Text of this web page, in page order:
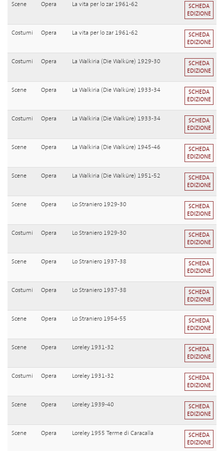
Scene Opera La vita per lo zar 1961-62
SCHEDA
EDIZIONE
Costumi Opera La vita per lo zar 1961-62
SCHEDA
EDIZIONE
Costumi Opera La Walkiria (Die Walküre) 1929-30
SCHEDA
EDIZIONE
Scene Opera La Walkiria (Die Walküre) 1933-34
SCHEDA
EDIZIONE
Costumi Opera La Walkiria (Die Walküre) 1933-34
SCHEDA
EDIZIONE
Scene Opera La Walkiria (Die Walküre) 1945-46
SCHEDA
EDIZIONE
Scene Opera La Walkiria (Die Walküre) 1951-52
SCHEDA
EDIZIONE
Scene Opera Lo Straniero 1929-30
SCHEDA
EDIZIONE
Costumi Opera Lo Straniero 1929-30
SCHEDA
EDIZIONE
Scene Opera Lo Straniero 1937-38
SCHEDA
EDIZIONE
Costumi Opera Lo Straniero 1937-38
SCHEDA
EDIZIONE
Scene Opera Lo Straniero 1954-55
SCHEDA
EDIZIONE
Scene Opera Loreley 1931-32
SCHEDA
EDIZIONE
Costumi Opera Loreley 1931-32
SCHEDA
EDIZIONE
Scene Opera Loreley 1939-40
SCHEDA
EDIZIONE
Scene Opera Loreley 1955 Terme di Caracalla
SCHEDA
EDIZIONE